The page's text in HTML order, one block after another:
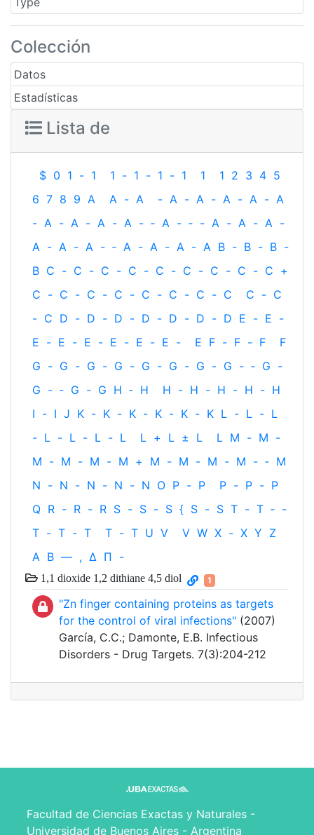
Colección
Datos
Estadísticas
Lista de
$ 0 1 - 1 1 - 1 - 1 - 1 1 1 2 3 4 5
6 7 8 9 A A - A - A - A - A - A - A
- A - A - A - A - ‐ A - ‐ - A - A - A -
A - A - A - ‐ A - A - A - A B - B - B -
B C - C - C - C - C - C - C - C - C +
C - C - C - C - C - C - C - C C - C
- C D - D - D - D - D - D - D E - E -
E - E - E - E - E - E - E F - F - F
F
G - G - G - G - G - G - G - G - ‐ G -
G - ‐ G - G H ‐ H H - H - H - H - H
I - I J K - K - K - K - K - K L - L - L
- L - L - L - L L + L ± L L M - M -
M - M - M - M + M - M - M - M - ‐ M
N - N - N - N - N O P - P P - P - P
Q R - R - R S - S - S { S - S T - T ‐ -
T - T - T T - T U V V W X - X Y Z
Α Β — , Δ Π -
1,1 dioxide 1,2 dithiane 4,5 diol 1
"Zn finger containing proteins as targets
for the control of viral infections" (2007)
García, C.C.; Damonte, E.B. Infectious
Disorders - Drug Targets. 7(3):204-212
Facultad de Ciencias Exactas y Naturales -
Universidad de Buenos Aires - Argentina